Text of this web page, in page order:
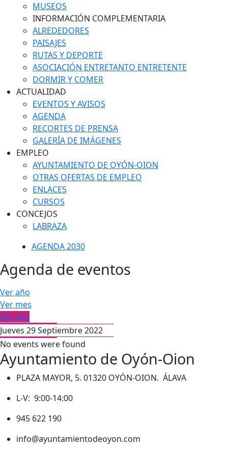
MUSEOS
INFORMACIÓN COMPLEMENTARIA
ALREDEDORES
PAISAJES
RUTAS Y DEPORTE
ASOCIACIÓN ENTRETANTO ENTRETENTE
DORMIR Y COMER
ACTUALIDAD
EVENTOS Y AVISOS
AGENDA
RECORTES DE PRENSA
GALERÍA DE IMÁGENES
EMPLEO
AYUNTAMIENTO DE OYÓN-OION
OTRAS OFERTAS DE EMPLEO
ENLACES
CURSOS
CONCEJOS
LABRAZA
AGENDA 2030
Agenda de eventos
Ver año
Ver mes
Ver hoy
Jueves 29 Septiembre 2022
No events were found
Ayuntamiento de Oyón-Oion
PLAZA MAYOR, 5. 01320 OYÓN-OION. ÁLAVA
L-V: 9:00-14:00
945 622 190
info@ayuntamientodeoyon.com